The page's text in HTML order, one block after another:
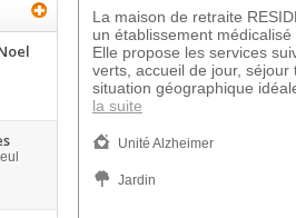
La maison de retraite
un établissement
Elle propose les services
verts, accueil de jour,
situation géographique
la suite
Unité Alzheimer
Jardin